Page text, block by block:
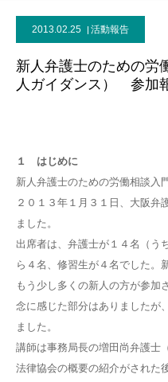
2013.02.25 活動報告
新人弁護士のための労
人ガイダンス） 参加
１ はじめに
新人弁護士のための労働相談入
２０１３年１月３１日、大阪弁
ました。
出席者は、弁護士が１４名（う
ら４名、修習生が４名でした。
もう少し多くの新人の方が参加
念に感じた部分はありましたが
ました。
講師は事務局長の増田尚弁護士
法律協会の概要の紹介がされた